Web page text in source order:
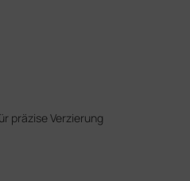
präzise Verzierung